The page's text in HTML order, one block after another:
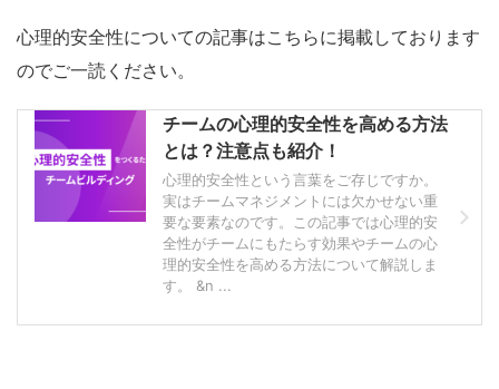
心理的安全性についての記事はこちらに掲載しております
のでご一読ください。
チームの心理的安全性を高める方法
とは？注意点も紹介！
心理的安全性という言葉をご存じですか。
実はチームマネジメントには欠かせない重
要な要素なのです。この記事では心理的安
全性がチームにもたらす効果やチームの心
理的安全性を高める方法について解説しま
す。 &n ...